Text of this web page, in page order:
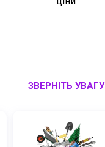
ЗВЕРНІТЬ УВАГУ